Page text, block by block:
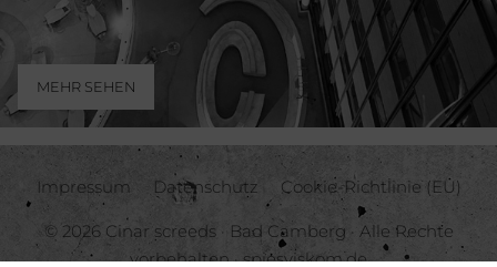
MEHR SEHEN
Impressum Datenschutz Cookie-Richtlinie (EU)
© 2026 Cinar screeds · Bad Camberg · Alle Rechte
vorbehalten ·spiesviskom.de